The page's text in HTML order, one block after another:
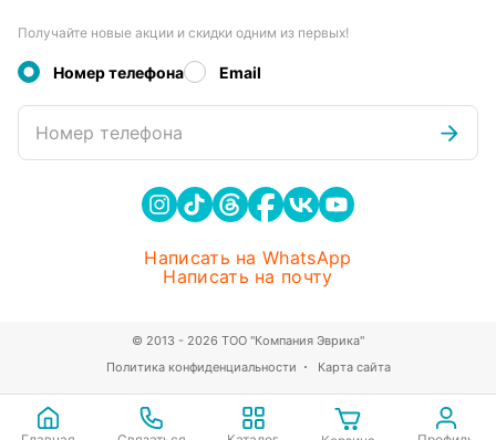
Получайте новые акции и скидки одним из первых!
Номер телефона Email
Номер телефона
Написать на WhatsApp
Написать на почту
Политика конфиденциальности Карта сайта
© 2013 - 2026 ТОО "Компания Эврика"